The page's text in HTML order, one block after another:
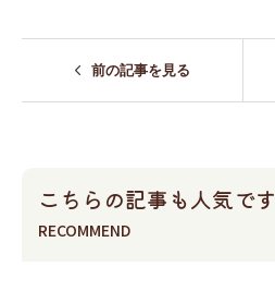
前の記事を見る
こちらの記事も人気です
RECOMMEND